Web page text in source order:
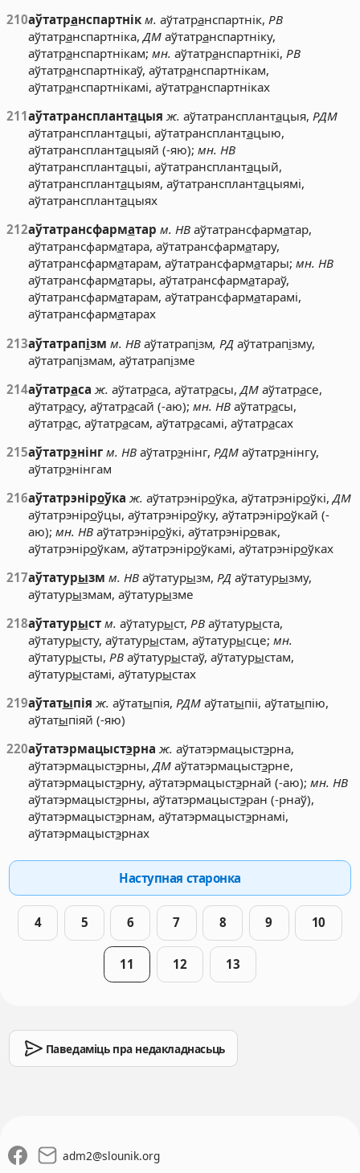
210аўтатранспартнік м. аўтатранспартнік, РВ
аўтатранспартніка,ДМаўтатранспартніку,
аўтатранспартнікам; мн. аўтатранспартнікі, РВ
аўтатранспартнікаў, аўтатранспартнікам,
аўтатранспартнікамі, аўтатранспартніках
211аўтатрансплантацыя ж. аўтатрансплантацыя, РДМ
аўтатрансплантацыі, аўтатрансплантацыю,
аўтатрансплантацыяй (-яю); мн. НВ
аўтатрансплантацыі, аўтатрансплантацый,
аўтатрансплантацыям, аўтатрансплантацыямі,
аўтатрансплантацыях
212аўтатрансфарматар м. НВаўтатрансфарматар,
аўтатрансфарматара, аўтатрансфарматару,
аўтатрансфарматарам, аўтатрансфарматары; мн. НВ
аўтатрансфарматары, аўтатрансфарматараў,
аўтатрансфарматарам, аўтатрансфарматарамі,
аўтатрансфарматарах
213аўтатрапізм м. НВаўтатрапізм, РДаўтатрапізму,
аўтатрапізмам, аўтатрапізме
214аўтатраса ж. аўтатраса, аўтатрасы, ДМаўтатрасе,
аўтатрасу, аўтатрасай (-аю); мн. НВаўтатрасы,
аўтатрас, аўтатрасам, аўтатрасамі, аўтатрасах
215аўтатрэнінг м. НВаўтатрэнінг, РДМаўтатрэнінгу,
аўтатрэнінгам
216аўтатрэніроўка ж. аўтатрэніроўка, аўтатрэніроўкі, ДМ
аўтатрэніроўцы, аўтатрэніроўку, аўтатрэніроўкай (-
аю); мн. НВаўтатрэніроўкі, аўтатрэніровак,
аўтатрэніроўкам, аўтатрэніроўкамі, аўтатрэніроўках
217аўтатурызм м. НВаўтатурызм, РДаўтатурызму,
аўтатурызмам, аўтатурызме
218аўтатурыст м. аўтатурыст, РВаўтатурыста,
аўтатурысту, аўтатурыстам, аўтатурысце; мн.
аўтатурысты, РВаўтатурыстаў, аўтатурыстам,
аўтатурыстамі, аўтатурыстах
219аўтатыпія ж. аўтатыпія, РДМаўтатыпіі, аўтатыпію,
аўтатыпіяй (-яю)
220аўтатэрмацыстэрна ж. аўтатэрмацыстэрна,
аўтатэрмацыстэрны,ДМаўтатэрмацыстэрне,
аўтатэрмацыстэрну, аўтатэрмацыстэрнай (-аю); мн. НВ
аўтатэрмацыстэрны, аўтатэрмацыстэран (-рнаў),
аўтатэрмацыстэрнам, аўтатэрмацыстэрнамі,
аўтатэрмацыстэрнах
Наступная старонка
4 5 6 7 8 9 10
11 12 13
Паведаміць пра недакладнасьць
adm2@slounik.org